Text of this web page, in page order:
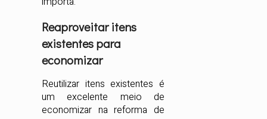
Reaproveitar itens
existentes para
economizar
Reutilizar itens existentes é
um excelente meio de
economizar na reforma de